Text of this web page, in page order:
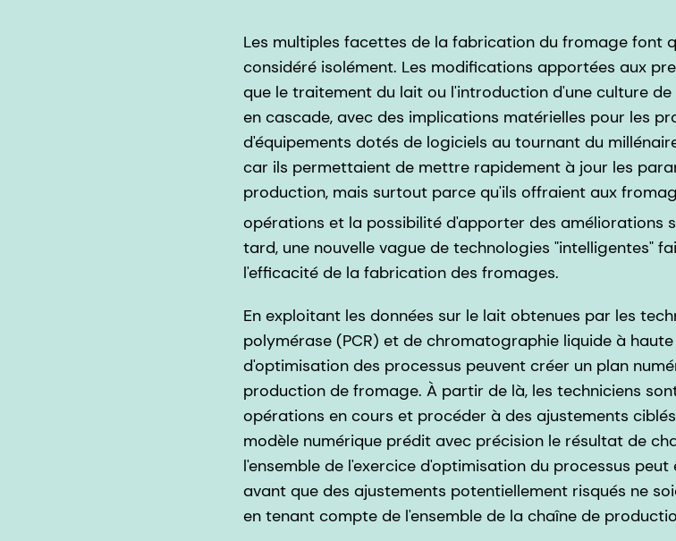
Les multiples facettes de la fabrication du fromage font
considéré isolément. Les modifications apportées aux
que le traitement du lait ou l'introduction d'une culture
en cascade, avec des implications matérielles pour les
d'équipements dotés de logiciels au tournant du
car ils permettaient de mettre rapidement à jour les
production, mais surtout parce qu'ils offraient aux
opérations et la possibilité d'apporter des améliorations
tard, une nouvelle vague de technologies "intelligentes"
l'efficacité de la fabrication des fromages.
En exploitant les données sur le lait obtenues par les
polymérase (PCR) et de chromatographie liquide à
d'optimisation des processus peuvent créer un plan
production de fromage. À partir de là, les techniciens
opérations en cours et procéder à des ajustements
modèle numérique prédit avec précision le résultat de
l'ensemble de l'exercice d'optimisation du processus
avant que des ajustements potentiellement risqués ne
en tenant compte de l'ensemble de la chaîne de